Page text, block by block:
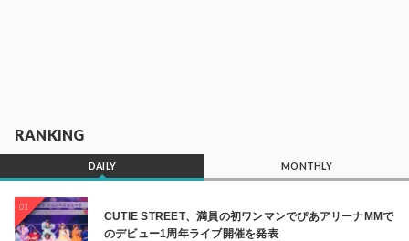
RANKING
DAILY MONTHLY
01
CUTIE STREET、満員の初ワンマンでぴあアリーナMMで
のデビュー1周年ライブ開催を発表